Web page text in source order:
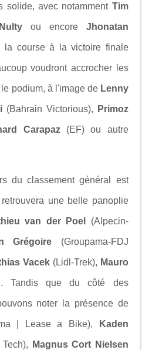
solide, avec notammentTim
ou encore Jhonatan
la course à la victoire finale
voudront accrocher les
podium, à l'image de Lenny
(Bahrain Victorious), Primoz
Carapaz(EF) ou autre
du classement général est
une belle panoplie
van der Poel (Alpecin-
Grégoire (Groupama-FDJ
Vacek(Lidl-Trek), Mauro
Tandis que du côté des
noter la présence de
| Lease a Bike), Kaden
Magnus Cort Nielsen